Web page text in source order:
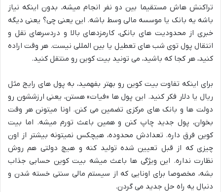
تراکنش هاش مستقیما بین دو نفر انجام میشه، بدون اینکه نیاز
باشه یه بانک یا موسسه مالی وسط باشه. این یعنی چی؟ یعنی دیگه
خبری از محدودیت های بانکی، کارمزدهای بالا و دردسرهای نقل و
انتقال پول توی شب های تعطیل یا بین المللی نیست. هر وقت اراده
کنید، هر کجا که باشید، می تونید بیت کوین رو منتقل کنید.
برای اینکه تفاوت بیت کوین رو بهتر بفهمید، به پول های رایج مثل
ریال یا دلار فکر کنید. این پول ها «فیات» هستن، یعنی ارزششون رو
دولت ها و بانک های مرکزی تضمین می کنن. اونا میتونن هر وقت
بخوان، پول جدید چاپ کنن و همین باعث تورم میشه. اما بیت
کوین فرق داره. تعدادش محدوده، هیچکس نمیتونه بیشتر از اون
چیزی که از قبل تعیین شده تولید کنه و هیچ دولتی هم روش
نظارت نداره. این ویژگی ها باعث میشه بیت کوین حسابی جذاب
بشه، مخصوصا برای اونایی که از سیستم مالی سنتی خسته شدن و
دنبال یه راه حل جدید می گردن.